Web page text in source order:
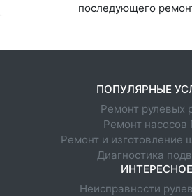
последующего
ПОПУЛЯРНЫЕ
Ремонт рулевых
Ремонт насосов
Ремонт и изготовление
Диагностика
ИНТЕРЕСНОЕ
Неисправности